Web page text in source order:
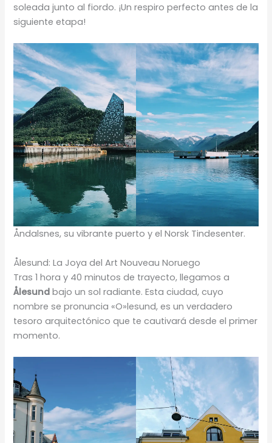
soleada junto al fiordo. ¡Un respiro perfecto antes de la
siguiente etapa!
Åndalsnes, su vibrante puerto y el Norsk Tindesenter.
Ålesund: La Joya del Art Nouveau Noruego
Tras 1 hora y 40 minutos de trayecto, llegamos a
Ålesund bajo un sol radiante. Esta ciudad, cuyo
nombre se pronuncia «O»lesund, es un verdadero
tesoro arquitectónico que te cautivará desde el primer
momento.